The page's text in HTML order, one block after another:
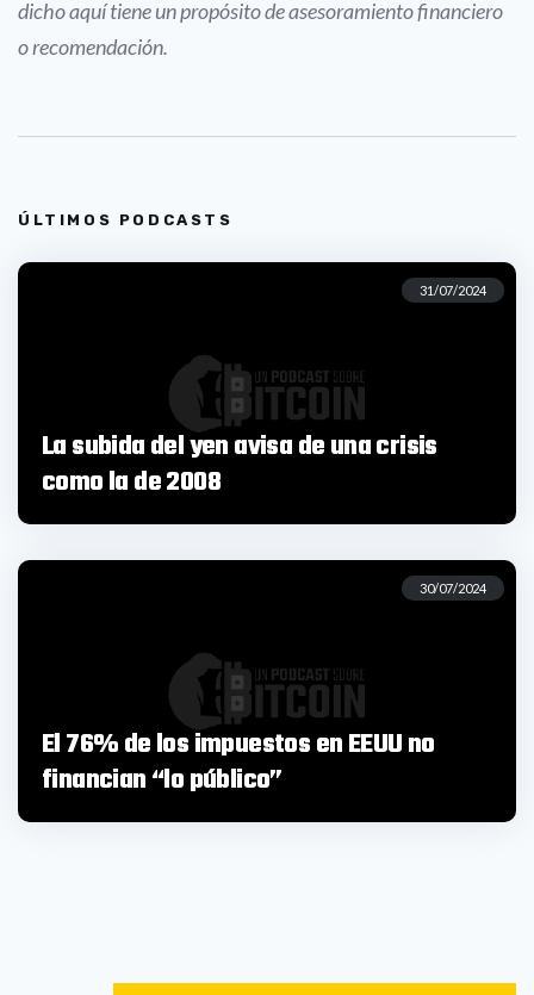
dicho aquí tiene un propósito de asesoramiento financiero
o recomendación.
ÚLTIMOS PODCASTS
31/07/2024
La subida del yen avisa de una crisis
como la de 2008
30/07/2024
El 76% de los impuestos en EEUU no
financian “lo público”